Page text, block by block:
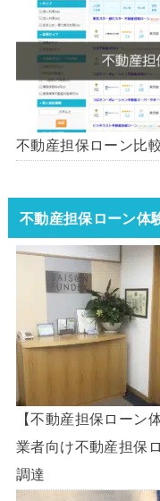
不動産担保ローン比
不動産担保ローン体
【不動産担保ローン
業者向け不動産担保
調達